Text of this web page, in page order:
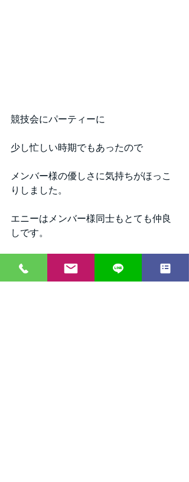
競技会にパーティーに
少し忙しい時期でもあったので
メンバー様の優しさに気持ちがほっこ
りしました。
エニーはメンバー様同士もとても仲良
しです。
趣味探しやお友達づくりに、社交ダン
スを始めるなら是非エニーをご利用く